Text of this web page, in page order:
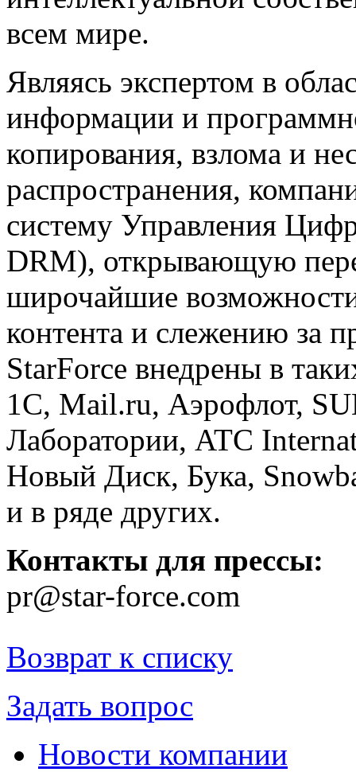
всем мире.
Являясь экспертом в
информации и
копирования, взлома и
распространения,
систему Управления
DRM), открывающую
широчайшие
контента и слежению за
StarForce внедрены в
1С, Mail.ru, Аэрофлот,
Лаборатории, ATC
Новый Диск, Бука,
и в ряде других.
Контакты для прессы:
pr@star-force.com
Возврат к списку
Задать вопрос
Новости компании